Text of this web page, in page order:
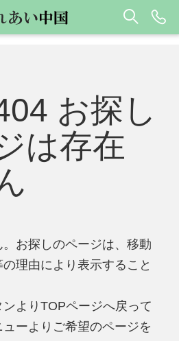
お探し
は存在
お探しのページは、移動
理由により表示すること
よりTOPページへ戻って
ーよりご希望のページを